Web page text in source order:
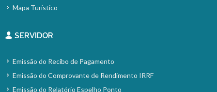
Mapa Turístico
SERVIDOR
Emissão do Recibo de Pagamento
Emissão do Comprovante de Rendimento IRRF
Emissão do Relatório Espelho Ponto